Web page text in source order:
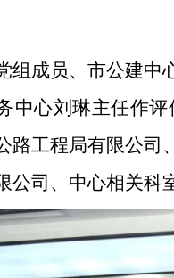
组成员、市公建中
中心刘琳主任作
路工程局有限公司
公司、中心相关科